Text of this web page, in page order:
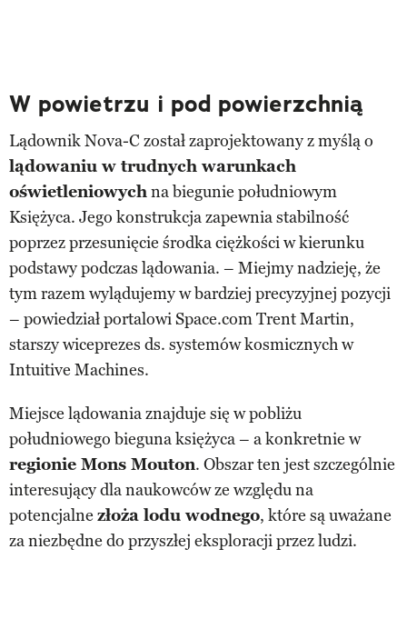
W powietrzu i pod powierzchnią
Lądownik Nova-C został zaprojektowany z myślą o
lądowaniu w trudnych warunkach
oświetleniowychna biegunie południowym
Księżyca. Jego konstrukcja zapewnia stabilność
poprzez przesunięcie środka ciężkości w kierunku
podstawy podczas lądowania. – Miejmy nadzieję, że
tym razem wylądujemy w bardziej precyzyjnej pozycji
– powiedział portalowi Space.com Trent Martin,
starszy wiceprezes ds. systemów kosmicznych w
Intuitive Machines.
Miejsce lądowania znajduje się w pobliżu
południowego bieguna księżyca – a konkretnie w
regionie Mons Mouton. Obszar ten jest szczególnie
interesujący dla naukowców ze względu na
potencjalne złoża lodu wodnego, które są uważane
za niezbędne do przyszłej eksploracji przez ludzi.